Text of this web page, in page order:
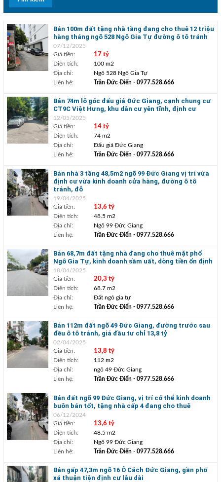
Bán 100m đất tặng nhà tầng đang cho thuê 12 triệu
hàng tháng ngõ 528 Ngô Gia Tự đường ô tô tránh
07/12/2025
Giá tiền:
17 tỷ
Diện tích:
100 m2
Địa chỉ:
Ngõ 528 Ngô Gia Tự
Liên hệ:
Trần Đức Điển- 0977.528.666
Bán 74m lô góc đấu giá Đức Giang, cạnh chung cư
CT9C Việt Hưng, khu dân cư yên tĩnh, định cư
12/05/2025
Giá tiền:
14 tỷ
Diện tích:
74 m2
Địa chỉ:
Đấu giá Đức Giang
Liên hệ:
Trần Đức Điển- 0977.528.666
Bán nhà 3 tầng 48,5m2 ngõ 99 Đức Giang vị trí vừa
định cư vừa kinh doanh cửa hàng, đường ô tô
tránh, đỗ
19/04/2025
Giá tiền:
13,6 tỷ
Diện tích:
48.5 m2
Địa chỉ:
Ngõ 99 Đức Giang
Liên hệ:
Trần Đức Điển- 0977.528.666
Bán 68,7m đất tặng nhà đang cho thuê mặt phố
Ngô Gia Tự, kinh doanh sầm uất, dòng tiền ổn định
18/04/2025
Giá tiền:
20,3 tỷ
Diện tích:
68.7 m2
Địa chỉ:
Đất ngô gia tự
Liên hệ:
Trần Đức Điển- 0977.528.666
Bán 112m đất ngõ 49 Đức Giang, đường trước sau
đều ô tô tránh, giá đầu tư chỉ 13,8 tỷ
02/04/2025
Giá tiền:
13,8 tỷ
Diện tích:
112 m2
Địa chỉ:
ngõ 49 Đức Giang
Liên hệ:
Trần Đức Điển- 0977.528.666
Bán đất ngõ 99 Đức Giang, vị trí có thể kinh doanh
buôn bán tốt, tặng nhà cấp 4 đang cho thuê
06/12/2024
Giá tiền:
13,6 tỷ
Diện tích:
48.5 m2
Địa chỉ:
Ngõ 99 Đức Giang
Liên hệ:
Trần Đức Điển- 0977.528.666
Bán gấp 47,3m ngõ 16 Ô Cách Đức Giang, gần phố
xá thuận tiện định cư lâu dài